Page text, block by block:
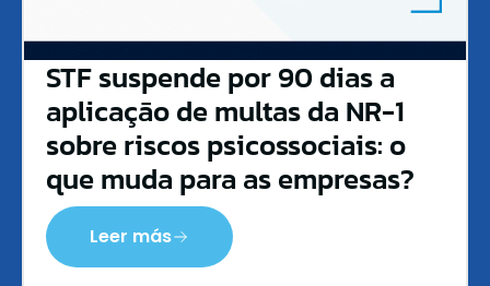
STF suspende por 90 dias a
aplicação de multas da NR-1
sobre riscos psicossociais: o
que muda para as empresas?
Leer más